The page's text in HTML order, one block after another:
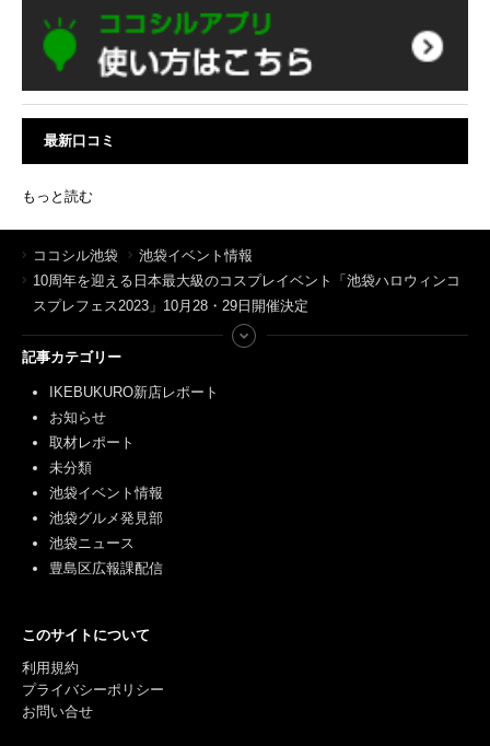
最新口コミ
もっと読む
ココシル池袋
池袋イベント情報
10周年を迎える日本最大級のコスプレイベント「池袋ハロウィンコ
スプレフェス2023」10月28・29日開催決定
記事カテゴリー
IKEBUKURO新店レポート
お知らせ
取材レポート
未分類
池袋イベント情報
池袋グルメ発見部
池袋ニュース
豊島区広報課配信
このサイトについて
利用規約
プライバシーポリシー
お問い合せ